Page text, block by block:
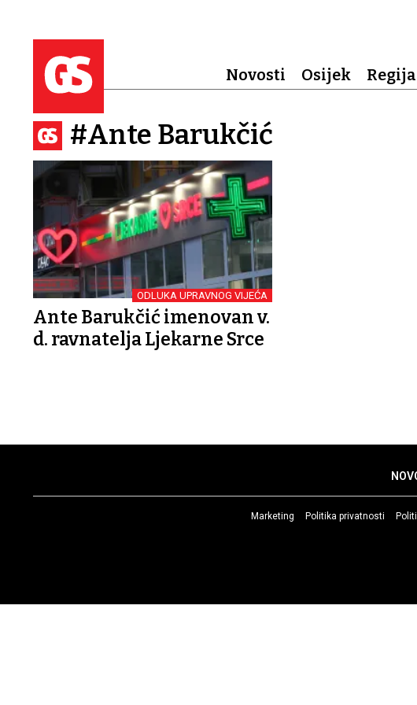
Novosti Osijek Regija
#Ante Barukčić
ODLUKA UPRAVNOG VIJEĆA
Ante Barukčić imenovan v.
d. ravnatelja Ljekarne Srce
Marketing Politika privatnosti